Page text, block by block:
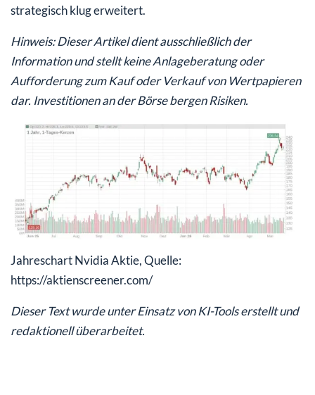
strategisch klug erweitert.
Hinweis: Dieser Artikel dient ausschließlich der
Information und stellt keine Anlageberatung oder
Aufforderung zum Kauf oder Verkauf von Wertpapieren
dar. Investitionen an der Börse bergen Risiken.
Jahreschart Nvidia Aktie, Quelle:
https://aktienscreener.com/
Dieser Text wurde unter Einsatz von KI-Tools erstellt und
redaktionell überarbeitet.